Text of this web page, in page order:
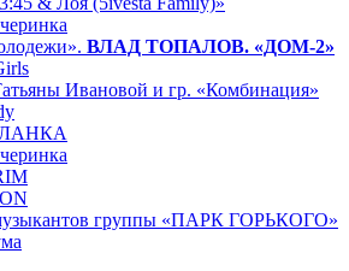
ВЛАД ТОПАЛОВ. «ДОМ-2»
Ивановой и гр. «Комбинация»
группы «ПАРК ГОРЬКОГО»